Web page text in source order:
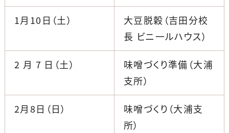
1月10日（土）
大豆脱穀（吉田分校
長 ビニ一ルハウス）
2 月 7 日（土）
味噌づくり準備（大浦
支所）
2月8日（日）
味噌づくり（大浦支
所）